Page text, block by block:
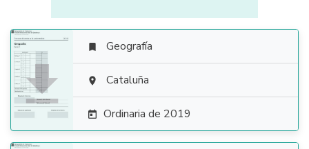

 Geografía
 Cataluña
 Ordinaria de 2019